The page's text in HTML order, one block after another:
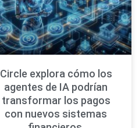
Circle explora cómo los
agentes de IA podrían
transformar los pagos
con nuevos sistemas